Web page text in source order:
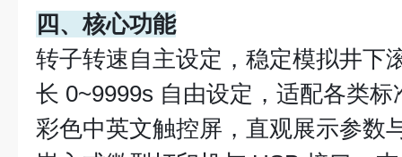
四、核心功能
转子转速自主设定，稳定模拟井下
长 0~9999s 自由设定，适配各类
彩色中英文触控屏，直观展示参数